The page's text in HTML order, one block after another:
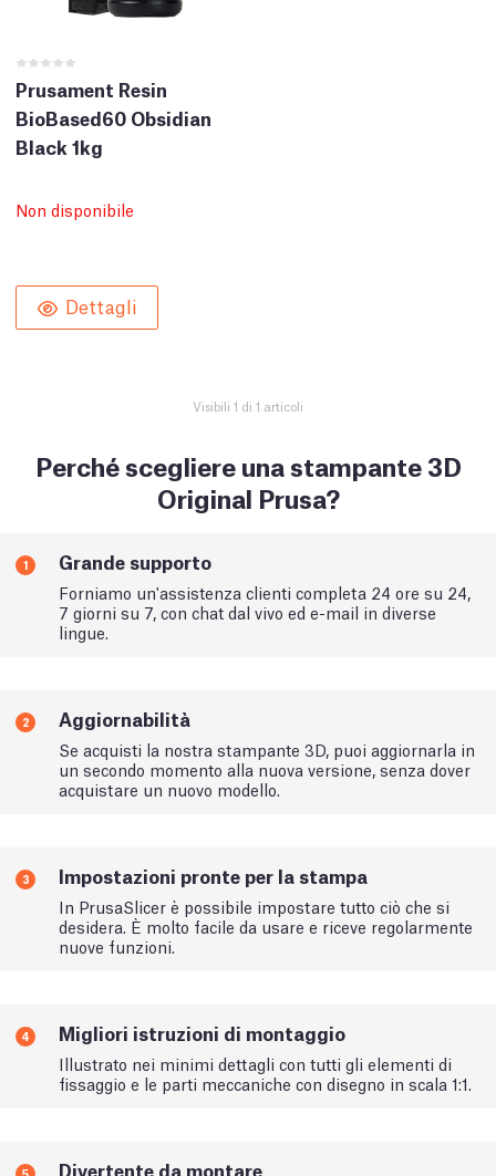
Prusament Resin
BioBased60 Obsidian
Black 1kg
Non disponibile
Dettagli
Visibili 1 di 1 articoli
Perché scegliere una stampante 3D
Original Prusa?
1 Grande supporto
Forniamo un'assistenza clienti completa 24 ore su 24,
7 giorni su 7, con chat dal vivo ed e-mail in diverse
lingue.
2 Aggiornabilità
Se acquisti la nostra stampante 3D, puoi aggiornarla in
un secondo momento alla nuova versione, senza dover
acquistare un nuovo modello.
3 Impostazioni pronte per la stampa
In PrusaSlicer è possibile impostare tutto ciò che si
desidera. È molto facile da usare e riceve regolarmente
nuove funzioni.
4 Migliori istruzioni di montaggio
Illustrato nei minimi dettagli con tutti gli elementi di
fissaggio e le parti meccaniche con disegno in scala 1:1.
5 Divertente da montare